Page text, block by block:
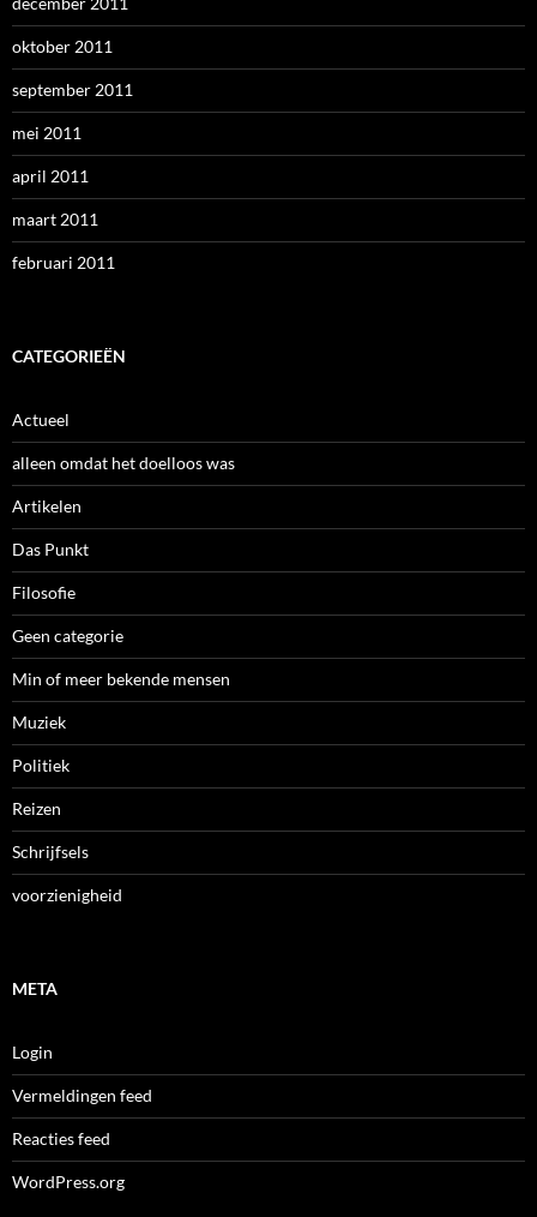
oktober 2011
september 2011
mei 2011
april 2011
maart 2011
februari 2011
CATEGORIEËN
Actueel
alleen omdat het doelloos was
Artikelen
Das Punkt
Filosofie
Geen categorie
Min of meer bekende mensen
Muziek
Politiek
Reizen
Schrijfsels
voorzienigheid
META
Login
Vermeldingen feed
Reacties feed
WordPress.org